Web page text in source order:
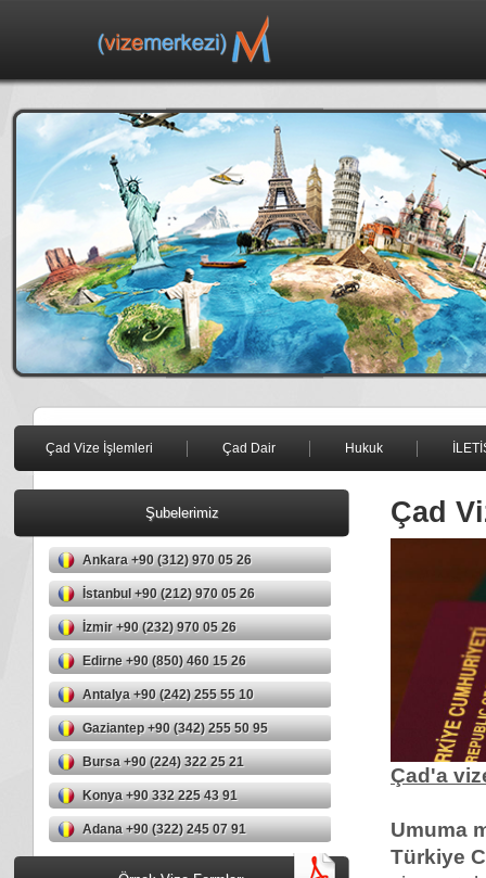
Çad Vize İşlemleri Çad Dair Hukuk
Şubelerimiz
Ankara +90 (312) 970 05 26
İstanbul +90 (212) 970 05 26
İzmir +90 (232) 970 05 26
Edirne +90 (850) 460 15 26
Antalya +90 (242) 255 55 10
Gaziantep +90 (342) 255 50 95
Bursa +90 (224) 322 25 21
Konya +90 332 225 43 91
Adana +90 (322) 245 07 91
Çad
Çad'a
Umuma
Türkiye